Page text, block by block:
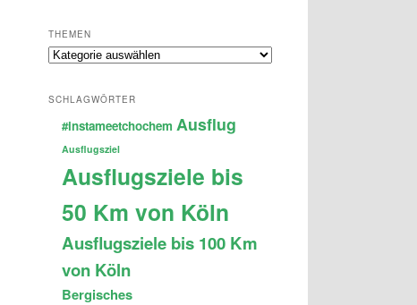
THEMEN
Themen
SCHLAGWÖRTER
#instameetchochem Ausflug
Ausflugsziel
Ausflugsziele bis
50 Km von Köln
Ausflugsziele bis 100 Km
von Köln
Bergisches